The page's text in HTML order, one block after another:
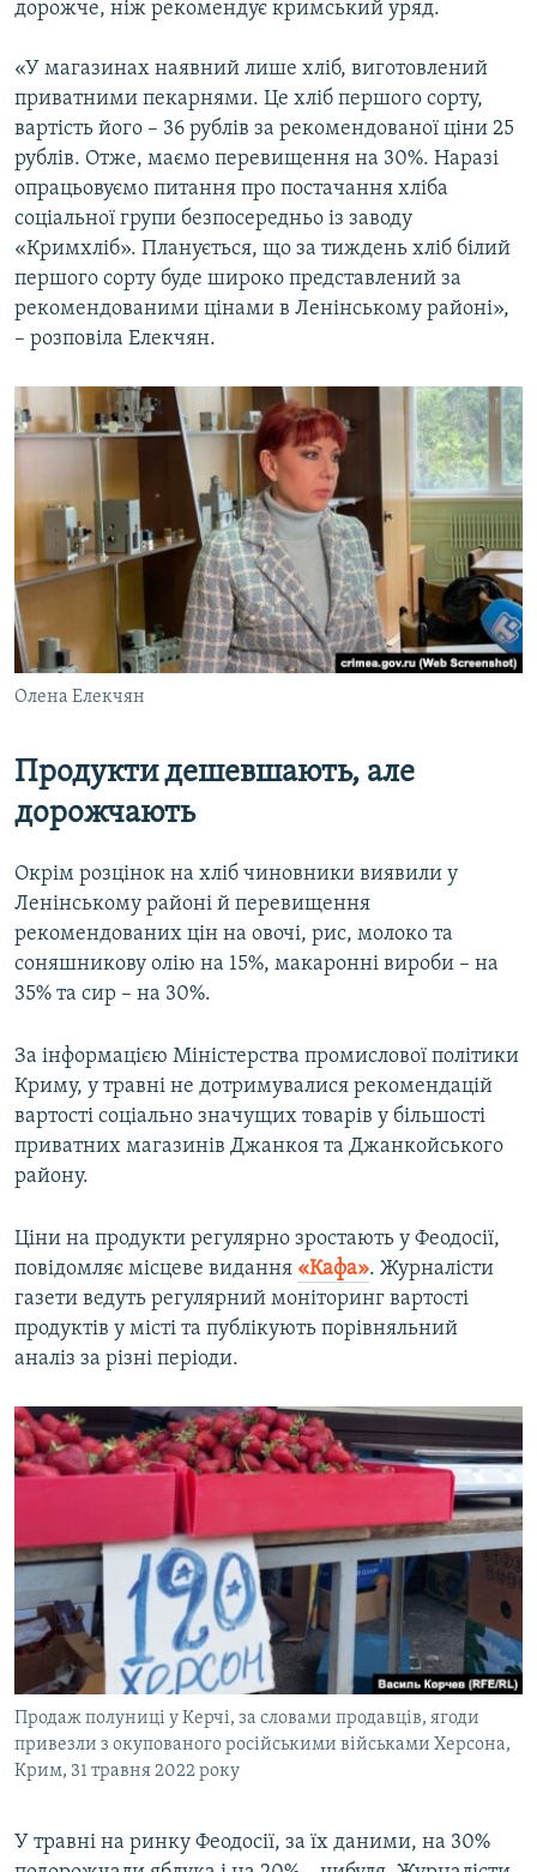
дорожче, ніж рекомендує кримський уряд.
«У магазинах наявний лише хліб, виготовлений
приватними пекарнями. Це хліб першого сорту,
вартість його – 36 рублів за рекомендованої ціни 25
рублів. Отже, маємо перевищення на 30%. Наразі
опрацьовуємо питання про постачання хліба
соціальної групи безпосередньо із заводу
«Кримхліб». Планується, що за тиждень хліб білий
першого сорту буде широко представлений за
рекомендованими цінами в Ленінському районі»,
– розповіла Елекчян.
Олена Елекчян
Продукти дешевшають, але
дорожчають
Окрім розцінок на хліб чиновники виявили у
Ленінському районі й перевищення
рекомендованих цін на овочі, рис, молоко та
соняшникову олію на 15%, макаронні вироби – на
35% та сир – на 30%.
За інформацією Міністерства промислової політики
Криму, у травні не дотримувалися рекомендацій
вартості соціально значущих товарів у більшості
приватних магазинів Джанкоя та Джанкойського
району.
Ціни на продукти регулярно зростають у Феодосії,
повідомляє місцеве видання «Кафа». Журналісти
газети ведуть регулярний моніторинг вартості
продуктів у місті та публікують порівняльний
аналіз за різні періоди.
Продаж полуниці у Керчі, за словами продавців, ягоди
привезли з окупованого російськими військами Херсона,
Крим, 31 травня 2022 року
У травні на ринку Феодосії, за їх даними, на 30%